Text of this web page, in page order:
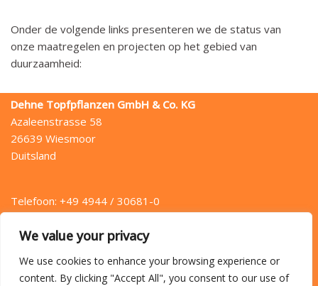
We value your privacy
We use cookies to enhance your browsing experience or
content. By clicking "Accept All", you consent to our use of
Onder de volgende links presenteren we de status van
onze maatregelen en projecten op het gebied van
duurzaamheid:
Dehne Topfpflanzen GmbH & Co. KG
Azaleenstrasse 58
26639 Wiesmoor
Duitsland
Telefoon: +49 4944 / 30681-0
E-mail: info (at) dehne.de